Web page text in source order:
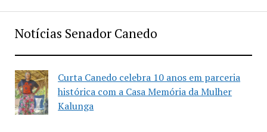
Notícias Senador Canedo
Curta Canedo celebra 10 anos em parceria
histórica com a Casa Memória da Mulher
Kalunga